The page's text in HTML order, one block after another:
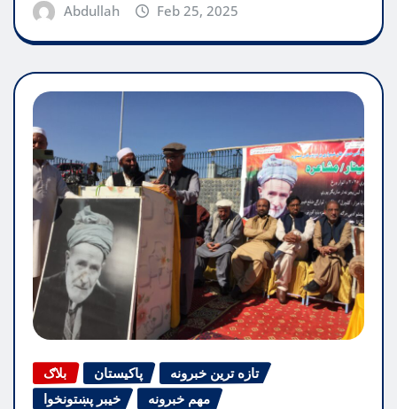
Abdullah Feb 25, 2025
بلاګ پاکیستان
تازه ترین خبرونه
خیبر پښتونخوا
مهم خبرونه